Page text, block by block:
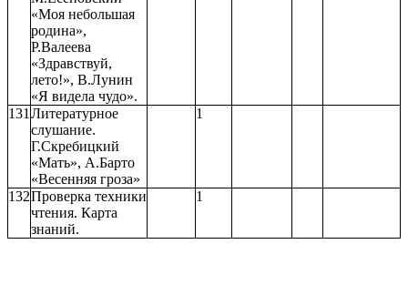
«Моя небольшая
родина»,
Р.Валеева
«Здравствуй,
лето!», В.Лунин
«Я видела чудо».
131 Литературное
слушание.
Г.Скребицкий
«Мать», А.Барто
«Весенняя гроза»
1
132Проверка техники
чтения. Карта
знаний.
1